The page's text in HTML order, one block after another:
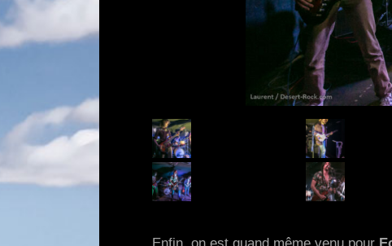
Enfin, on est quand même venu pour